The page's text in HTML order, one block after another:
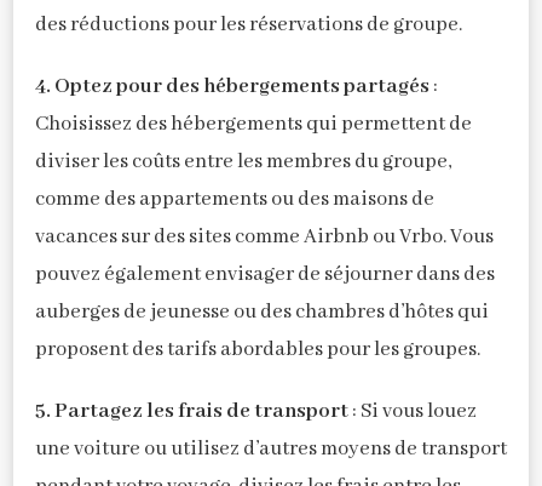
des réductions pour les réservations de groupe.
4. Optez pour des hébergements partagés :
Choisissez des hébergements qui permettent de
diviser les coûts entre les membres du groupe,
comme des appartements ou des maisons de
vacances sur des sites comme Airbnb ou Vrbo. Vous
pouvez également envisager de séjourner dans des
auberges de jeunesse ou des chambres d’hôtes qui
proposent des tarifs abordables pour les groupes.
5. Partagez les frais de transport: Si vous louez
une voiture ou utilisez d’autres moyens de transport